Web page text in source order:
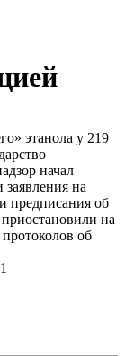
этанола у 219
начал
на
предписания об
на
об